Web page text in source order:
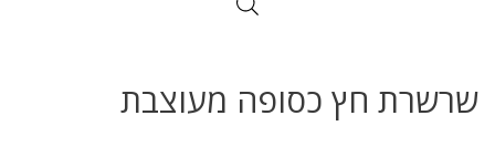
שרשרת חץ כסופה מעוצבת